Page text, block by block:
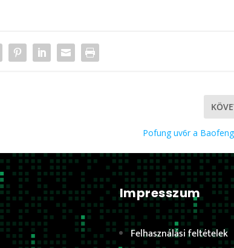
Pofung uv6r a
Impresszum
Felhasználási feltételek